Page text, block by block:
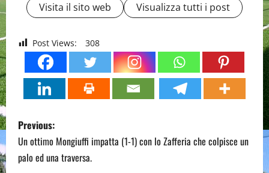
Visita il sito web Visualizza tutti i post
Post Views: 308
P
o
Previous:
Un ottimo Mongiuffi impatta (1-1) con lo Zafferia che colpisce un
palo ed una traversa.